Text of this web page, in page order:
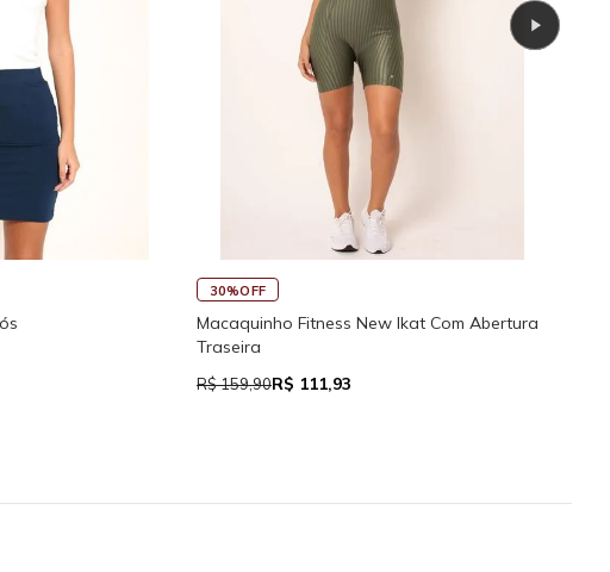
30%OFF
Macaquinho Fitness New Ikat Com Abertura
Traseira
R$ 159,90R$ 111,93